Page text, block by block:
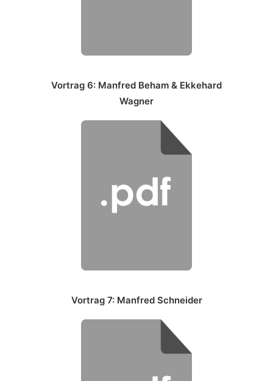
Vortrag 6: Manfred Beham & Ekkehard
Wagner
Vortrag 7: Manfred Schneider